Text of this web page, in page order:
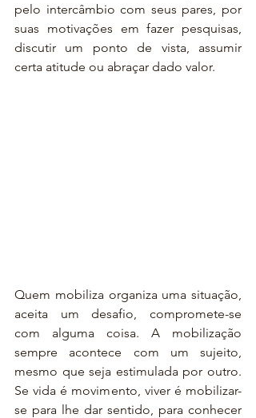
pelo intercâmbio com seus pares, por
suas motivações em fazer pesquisas,
discutir um ponto de vista, assumir
certa atitude ou abraçar dado valor.
Quem mobiliza organiza uma situação,
aceita um desafio, compromete-se
com alguma coisa. A mobilização
sempre acontece com um sujeito,
mesmo que seja estimulada por outro.
Se vida é movimento, viver é mobilizar-
se para lhe dar sentido, para conhecer